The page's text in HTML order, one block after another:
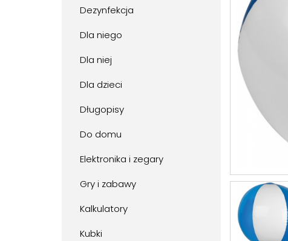
Dezynfekcja
Dla niego
Dla niej
Dla dzieci
Długopisy
Do domu
Elektronika i zegary
Gry i zabawy
Kalkulatory
Kubki